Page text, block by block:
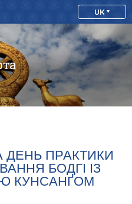
UK
ПРАКТИКИ
БОДГІ ІЗ
КУНСАНҐОМ